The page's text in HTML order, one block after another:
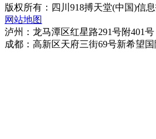
版权所有：四川918搏天堂(中国)信
网站地图
泸州：龙马潭区红星路291号附401号
成都：高新区天府三街69号新希望国